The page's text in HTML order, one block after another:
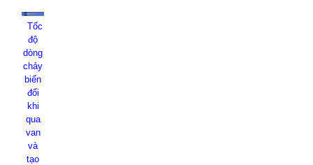
Tốc
độ
dòng
chảy
biến
đổi
khi
qua
van
và
tạo